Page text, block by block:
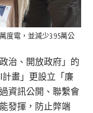
度電，並減少3.95萬公
治、開放政府」的
畫」更設立「廉
資訊公開、聯繫會
發揮，防止弊端